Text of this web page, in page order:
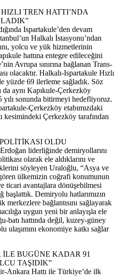
TREN HATTI’NDA
Ispartakule’den devam
Halkalı İstasyonu’ndan
yolcu ve yük hizmetlerinin
hattına entegre edileceğini
Avrupa sınırına bağlanan Trans-
olacaktır. Halkalı-Ispartakule Hızlı
yüzde 69 ilerleme sağladık. Söz
da aynı Kapıkule-Çerkezköy
yılı sonunda bitirmeyi hedefliyoruz.
Çerkezköy etabımızdaki
kesimindeki Çerkezköy tarafından
OLDU
liderliğinde demiryollarını
olarak ele aldıklarını ve
söyleyen Uraloğlu, “Asya ve
ülkemizin coğrafi konumunun
ticari avantajlara dönüşebilmesi
Demiryolu hatlarımızın
merkezlere bağlantısını sağlayarak
uygun yeni bir anlayışla ele
batı hattında değil, kuzey-güney
ulaşımını ekonomiye katkı sağlar
BUGÜNE KADAR 91
TAŞIDIK”
Ankara Hattı ile Türkiye’de ilk